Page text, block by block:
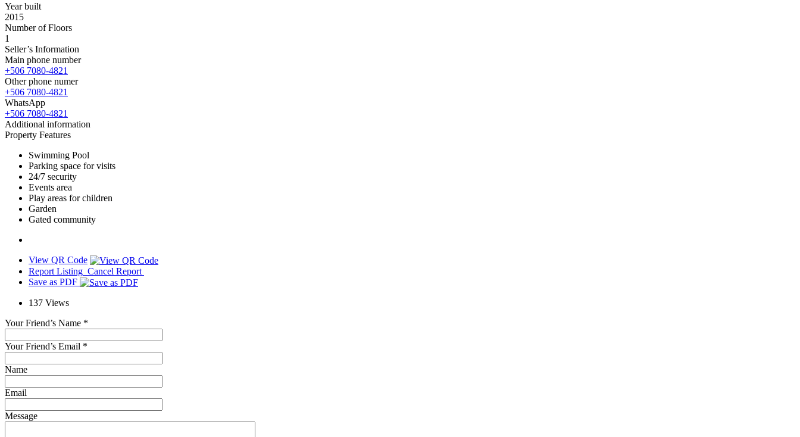
Year built
2015
Number of Floors
1
Seller’s Information
Main phone number
+506 7080-4821
Other phone numer
+506 7080-4821
WhatsApp
+506 7080-4821
Additional information
Property Features
Swimming Pool
Parking space for visits
24/7 security
Events area
Play areas for children
Garden
Gated community
View QR Code
Report Listing Cancel Report
Save as PDF
137 Views
Your Friend’s Name *
Your Friend’s Email *
Name
Email
Message